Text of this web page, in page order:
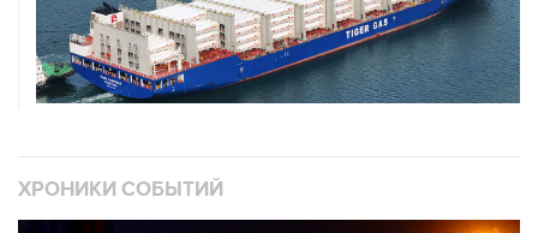
ХРОНИКИ СОБЫТИЙ